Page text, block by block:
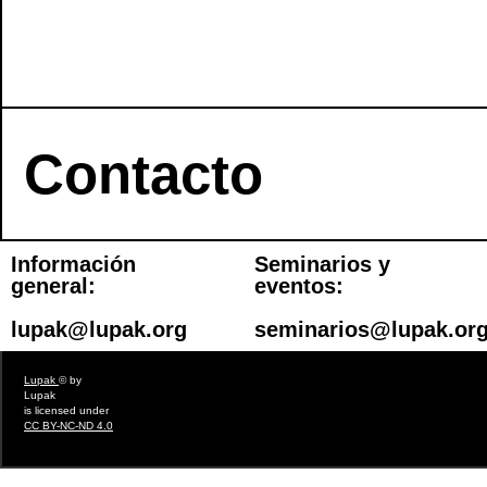
Contacto
Información
general:
lupak@lupak.org
Seminarios y
eventos:
Lupak © by
Lupak
is licensed under
CC BY-NC-ND 4.0